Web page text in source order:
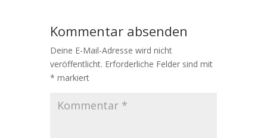
Kommentar absenden
Deine E-Mail-Adresse wird nicht
veröffentlicht. Erforderliche Felder sind mit
* markiert